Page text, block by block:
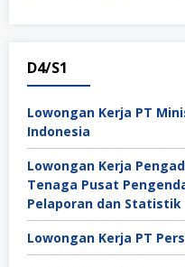
D4/S1
Lowongan Kerja PT
Indonesia
Lowongan Kerja
Tenaga Pusat
Pelaporan dan Statistik
Lowongan Kerja PT